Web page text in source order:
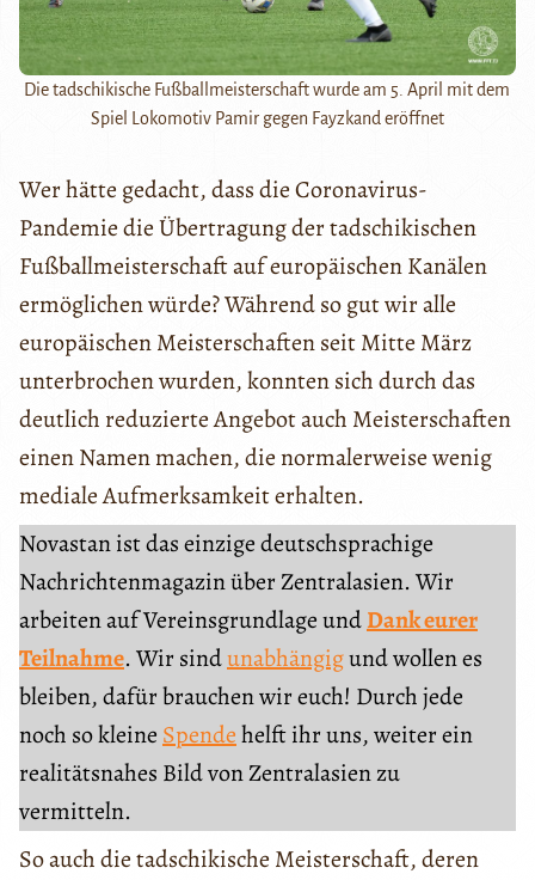
Die tadschikische Fußballmeisterschaft wurde am 5. April mit dem
Spiel Lokomotiv Pamir gegen Fayzkand eröffnet
Wer hätte gedacht, dass die Coronavirus-
Pandemie die Übertragung der tadschikischen
Fußballmeisterschaft auf europäischen Kanälen
ermöglichen würde? Während so gut wir alle
europäischen Meisterschaften seit Mitte März
unterbrochen wurden, konnten sich durch das
deutlich reduzierte Angebot auch Meisterschaften
einen Namen machen, die normalerweise wenig
mediale Aufmerksamkeit erhalten.
Novastan ist das einzige deutschsprachige
Nachrichtenmagazin über Zentralasien. Wir
arbeiten auf Vereinsgrundlage undDank eurer
Teilnahme. Wir sindunabhängigund wollen es
bleiben, dafür brauchen wir euch! Durch jede
noch so kleine Spendehelft ihr uns, weiter ein
realitätsnahes Bild von Zentralasien zu
vermitteln.
So auch die tadschikische Meisterschaft, deren